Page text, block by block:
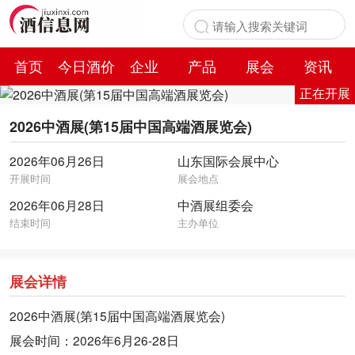
首页 今日酒价 企业 产品 展会
资讯
百科
正在开展
2026中酒展(第15届中国高端酒展览会)
2026年06月26日
开展时间
山东国际会展中心
展会地点
2026年06月28日
结束时间
中酒展组委会
主办单位
展会详情
2026中酒展(第15届中国高端酒展览会)
展会时间：2026年6月26-28日